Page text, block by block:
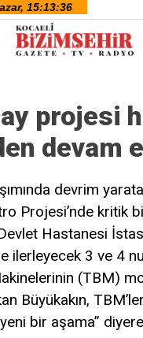
projesi
devam
devrim
Projesi’nde kritik
Hastanesi
ilerleyecek 3 ve 4
(TBM)
Büyükakın,
bir aşama”